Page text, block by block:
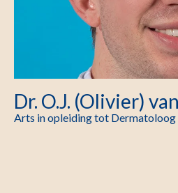
Dr. O.J. (Olivier)
Arts in opleiding tot Dermatoloog